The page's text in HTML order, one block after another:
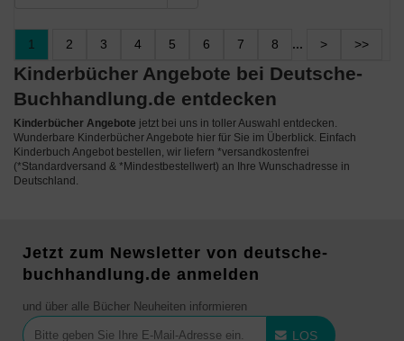
1 2 3 4 5 6 7 8 ... > >>
Kinderbücher Angebote bei Deutsche-
Buchhandlung.de entdecken
Kinderbücher Angebote jetzt bei uns in toller Auswahl entdecken.
Wunderbare Kinderbücher Angebote hier für Sie im Überblick. Einfach
Kinderbuch Angebot bestellen, wir liefern *versandkostenfrei
(*Standardversand & *Mindestbestellwert) an Ihre Wunschadresse in
Deutschland.
Jetzt zum Newsletter von deutsche-
buchhandlung.de anmelden
und über alle Bücher Neuheiten informieren
LOS